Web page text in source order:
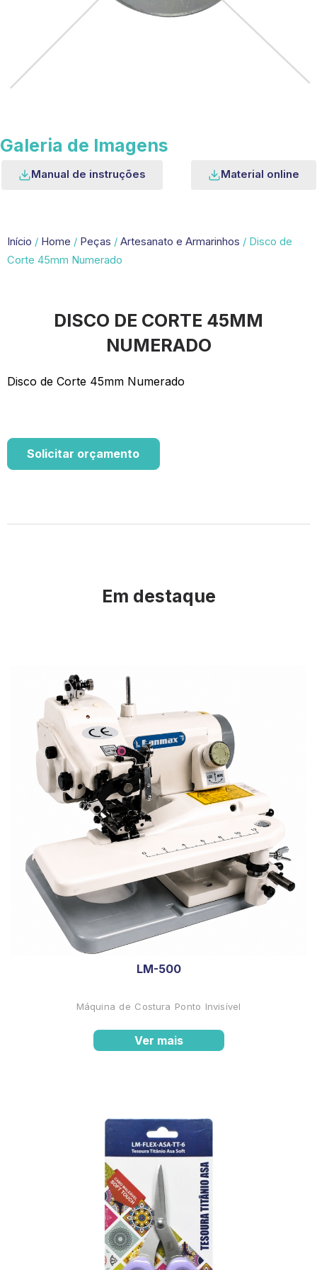
Galeria de Imagens
Manual de instruções Material online
Início / Home / Peças / Artesanato e Armarinhos / Disco de
Corte 45mm Numerado
DISCO DE CORTE 45MM
NUMERADO
Disco de Corte 45mm Numerado
Solicitar orçamento
Em destaque
LM-500
Máquina de Costura Ponto Invisível
Ver mais